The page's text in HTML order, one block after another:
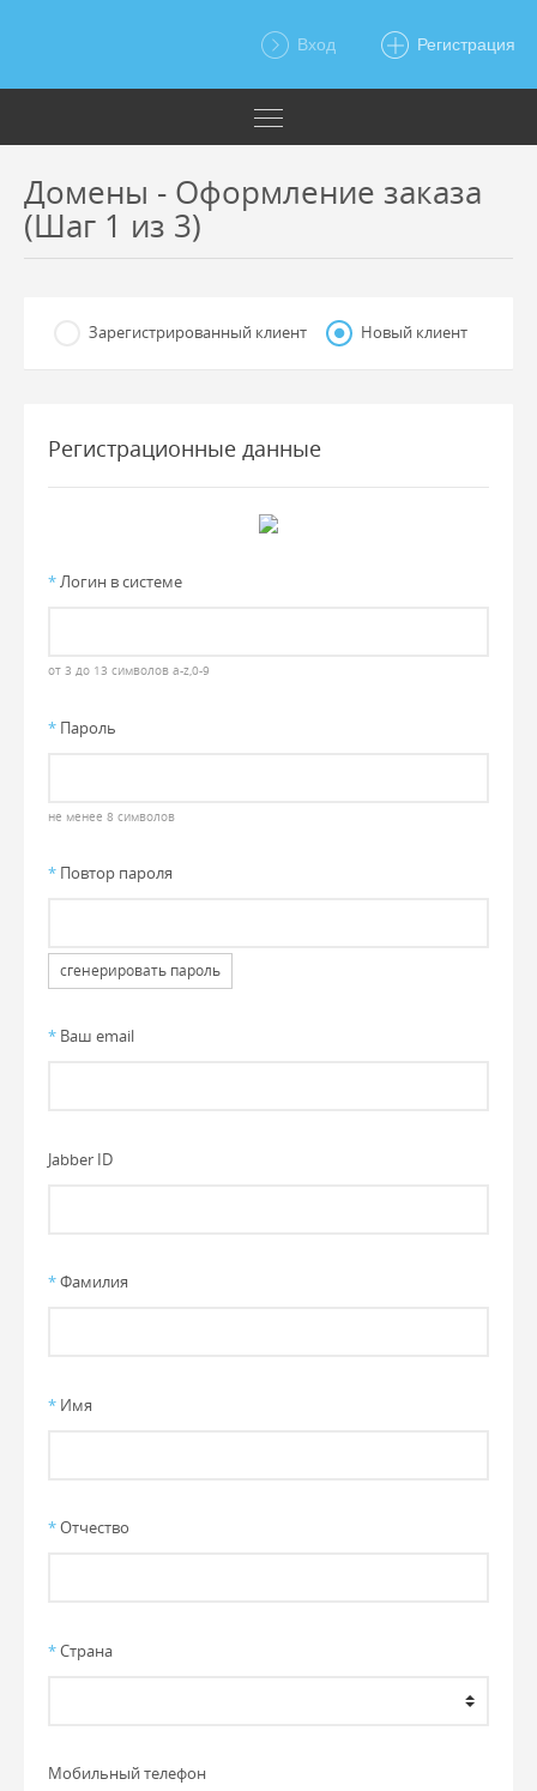
Вход Регистрация
Домены - Оформление заказа
(Шаг 1 из 3)
Зарегистрированный клиент Новый клиент
Регистрационные данные
*Логин в системе
от 3 до 13 символов a-z,0-9
* Пароль
не менее 8 символов
* Повтор пароля
сгенерировать пароль
* Ваш email
Jabber ID
*Фамилия
* Имя
*Отчество
*Страна
Мобильный телефон